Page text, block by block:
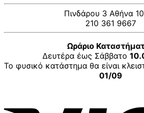
Πινδάρου 3 Αθήνα
210 361 9667
Ωράριο
Δευτέρα έως Σάββατο
Το φυσικό κατάστημα θα είναι
01/09